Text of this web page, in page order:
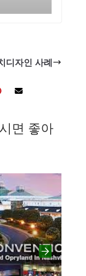
디자인 사례
면 좋아